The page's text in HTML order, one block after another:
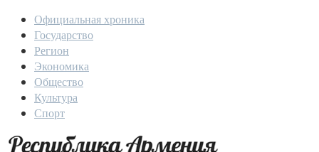
Официальная хроника
Государство
Регион
Экономика
Общество
Культура
Спорт